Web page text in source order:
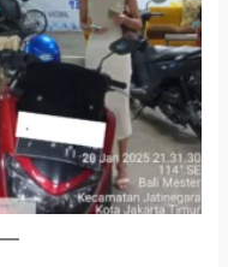
Gedung Parkir P6A